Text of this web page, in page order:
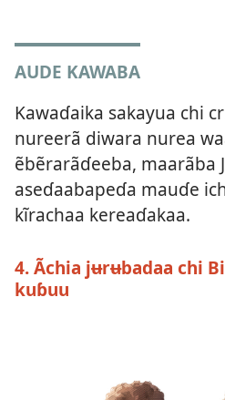
AUDE KAWABA
Kawaɗaika sakayua chi
nureerã diwara nurea
ẽbẽrarãɗeeba, maarãba
aseɗaabapeɗa mauɗe
kĩrachaa kereaɗakaa.
4. Ãchia jʉrʉbadaa chi
kuɓuu